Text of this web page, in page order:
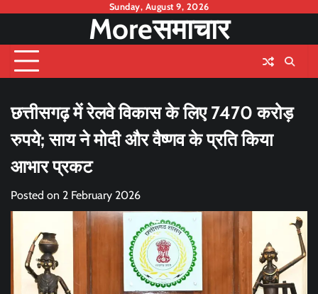
content
Sunday, August 9, 2026
Moreसमाचार
छत्तीसगढ़ में रेलवे विकास के लिए 7470 करोड़
रुपये; साय ने मोदी और वैष्णव के प्रति किया
आभार प्रकट
Posted on 2 February 2026